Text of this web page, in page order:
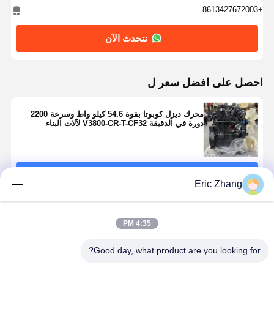
+8613427672003
نتحدث الآن
احصل على افضل سعر ل
محرك ديزل كوبوتا بقوة 54.6 كيلو واط وسرعة 2200
دورة في الدقيقة V3800-CR-T-CF32 لآلات البناء
Eric Zhang
4:35 PM
Good day, what product are you looking for?